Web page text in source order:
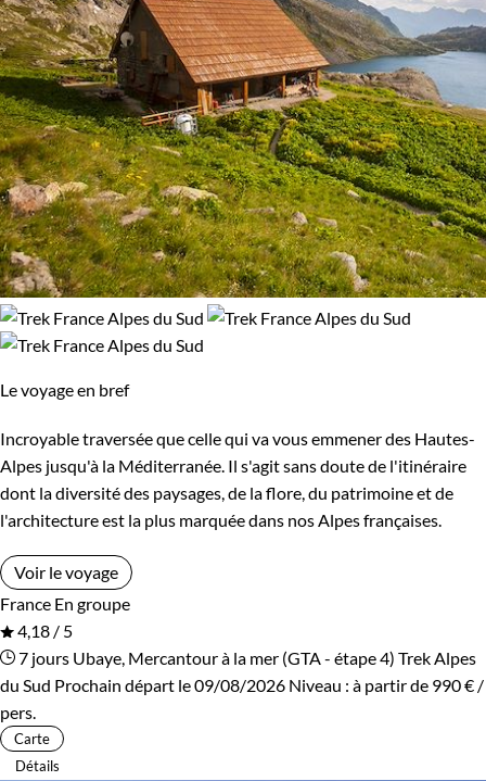
Le voyage en bref
Incroyable traversée que celle qui va vous emmener des Hautes-
Alpes jusqu'à la Méditerranée. Il s'agit sans doute de l'itinéraire
dont la diversité des paysages, de la flore, du patrimoine et de
l'architecture est la plus marquée dans nos Alpes françaises.
Voir le voyage
France En groupe
4,18 / 5
7 jours Ubaye, Mercantour à la mer (GTA - étape 4) Trek Alpes
du Sud Prochain départ le 09/08/2026 Niveau : à partir de 990 € /
pers.
Carte
Détails